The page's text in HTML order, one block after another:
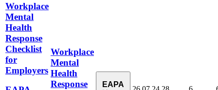
Workplace
Mental
Health
Response
Checklist
for
Employers
Workplace
Mental
Health
Response
EAPA